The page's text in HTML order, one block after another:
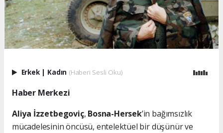
Erkek | Kadın (Haberi Sesli Oku)
Haber Merkezi
Aliya İzzetbegoviç, Bosna-Hersek’in bağımsızlık
mücadelesinin öncüsü, entelektüel bir düşünür ve